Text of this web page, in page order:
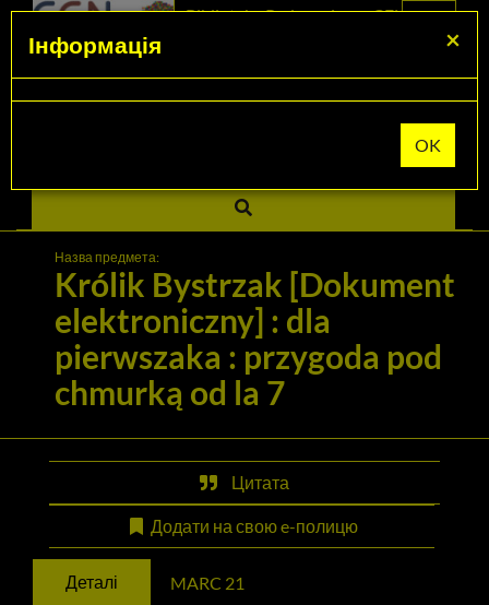
меню
система
контент
Prolib
сторінка
Biblioteka Pedagogiczna CEN
Menu
Назва предмета:
Królik Bystrzak [Dokument
elektroniczny] : dla
pierwszaka : przygoda pod
chmurką od la 7
Цитата
Додати на свою e-полицю
Деталі MARC 21
×
Інформація